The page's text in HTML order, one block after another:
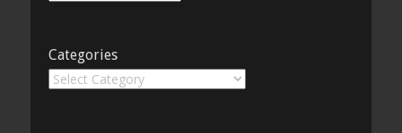
Categories
Categories